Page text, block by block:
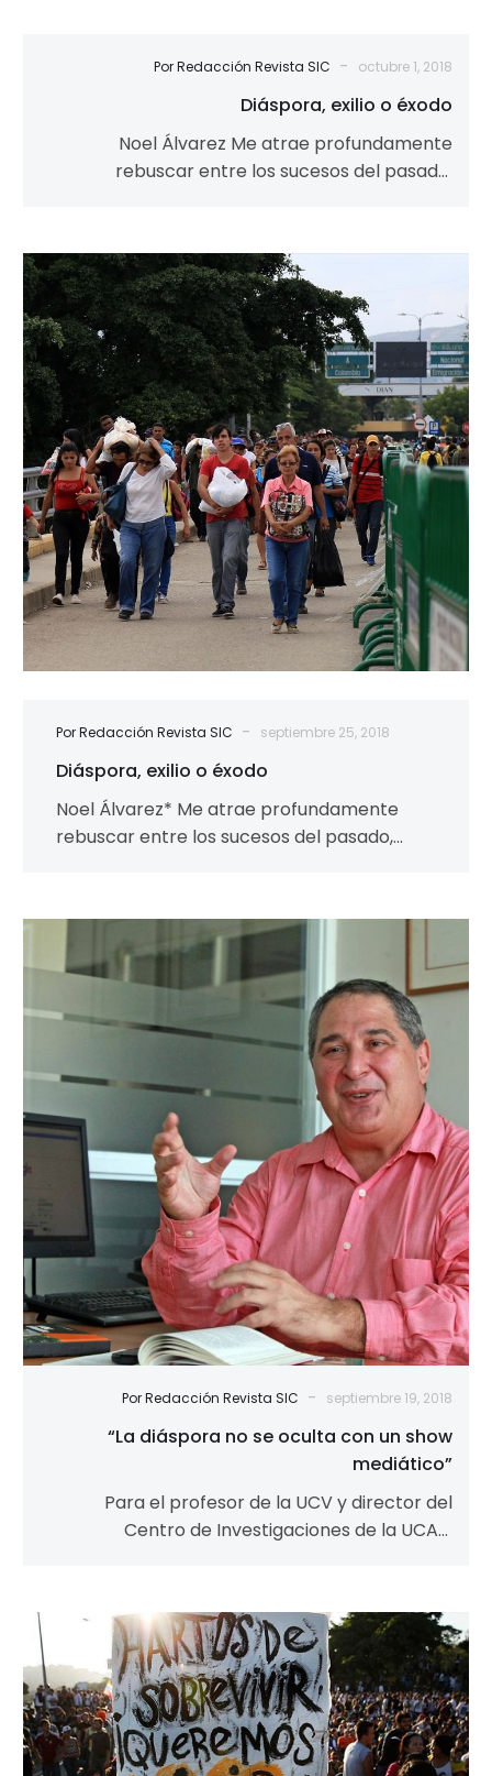
Por Redacción Revista SIC - octubre 1, 2018
Diáspora, exilio o éxodo
Noel Álvarez Me atrae profundamente
rebuscar entre los sucesos del pasado,
Diáspora,
exilio
éxodo
Por Redacción Revista SIC - septiembre 25, 2018
Diáspora, exilio o éxodo
Noel Álvarez* Me atrae profundamente
rebuscar entre los sucesos del pasado,
“La
no
oculta
un
mediático”
Por Redacción Revista SIC - septiembre 19, 2018
“La diáspora no se oculta con un show
mediático”
Para el profesor de la UCV y director del
Centro de Investigaciones de la UCAB,
“Para
vivir
así…
prefiero
la
muerte”